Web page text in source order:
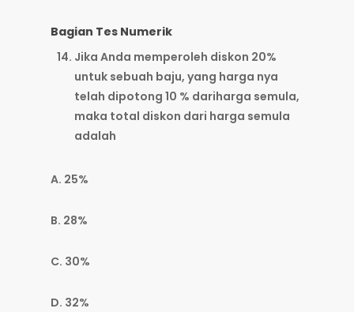
Bagian Tes Numerik
Jika Anda memperoleh diskon 20%
untuk sebuah baju, yang harga nya
telah dipotong 10 % dariharga semula,
maka total diskon dari harga semula
adalah
A. 25%
B. 28%
C. 30%
D. 32%